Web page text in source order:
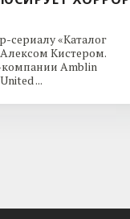
сериалу «Каталог
Кистером.
Amblin
...